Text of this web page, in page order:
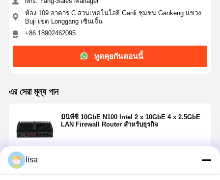
ห้อง 109 อาคาร C สวนเทคโนโลยี Ganli ชุมชน Gankeng แขวง
Buji เขต Longgang เซินเจิ้น
+86 18902462095
พูดคุยกันตอนนี้
এর সেরা মূল্য পান
มินิพีซี 10GbE N100 Intel 2 x 10GbE 4 x 2.5GbE
LAN Firewall Router สำหรับธุรกิจ
lisa